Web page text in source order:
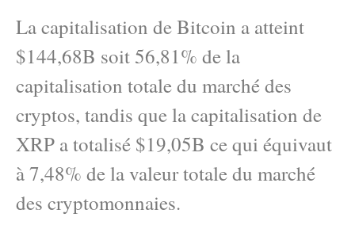
La capitalisation de Bitcoin a atteint
$144,68B soit 56,81% de la
capitalisation totale du marché des
cryptos, tandis que la capitalisation de
XRP a totalisé $19,05B ce qui équivaut
à 7,48% de la valeur totale du marché
des cryptomonnaies.